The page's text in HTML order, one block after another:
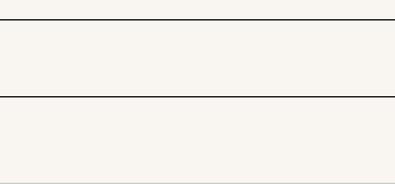
時間を相談したい方